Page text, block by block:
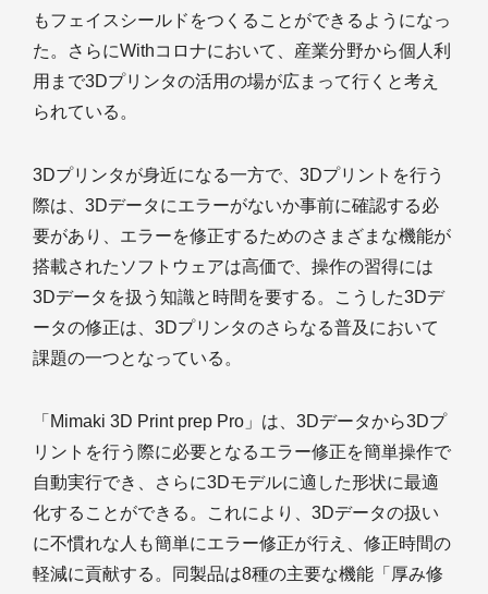
もフェイスシールドをつくることができるようになっ
た。さらにWithコロナにおいて、産業分野から個人利
用まで3Dプリンタの活用の場が広まって行くと考え
られている。
3Dプリンタが身近になる一方で、3Dプリントを行う
際は、3Dデータにエラーがないか事前に確認する必
要があり、エラーを修正するためのさまざまな機能が
搭載されたソフトウェアは高価で、操作の習得には
3Dデータを扱う知識と時間を要する。こうした3Dデ
ータの修正は、3Dプリンタのさらなる普及において
課題の一つとなっている。
「Mimaki 3D Print prep Pro」は、3Dデータから3Dプ
リントを行う際に必要となるエラー修正を簡単操作で
自動実行でき、さらに3Dモデルに適した形状に最適
化することができる。これにより、3Dデータの扱い
に不慣れな人も簡単にエラー修正が行え、修正時間の
軽減に貢献する。同製品は8種の主要な機能「厚み修